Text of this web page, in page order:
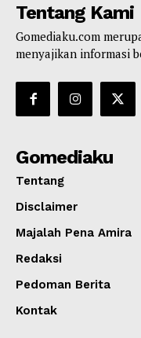
Tentang Kami
Gomediaku.com
menyajikan informasi
Gomediaku
Tentang
Disclaimer
Majalah Pena Amira
Redaksi
Pedoman Berita
Kontak